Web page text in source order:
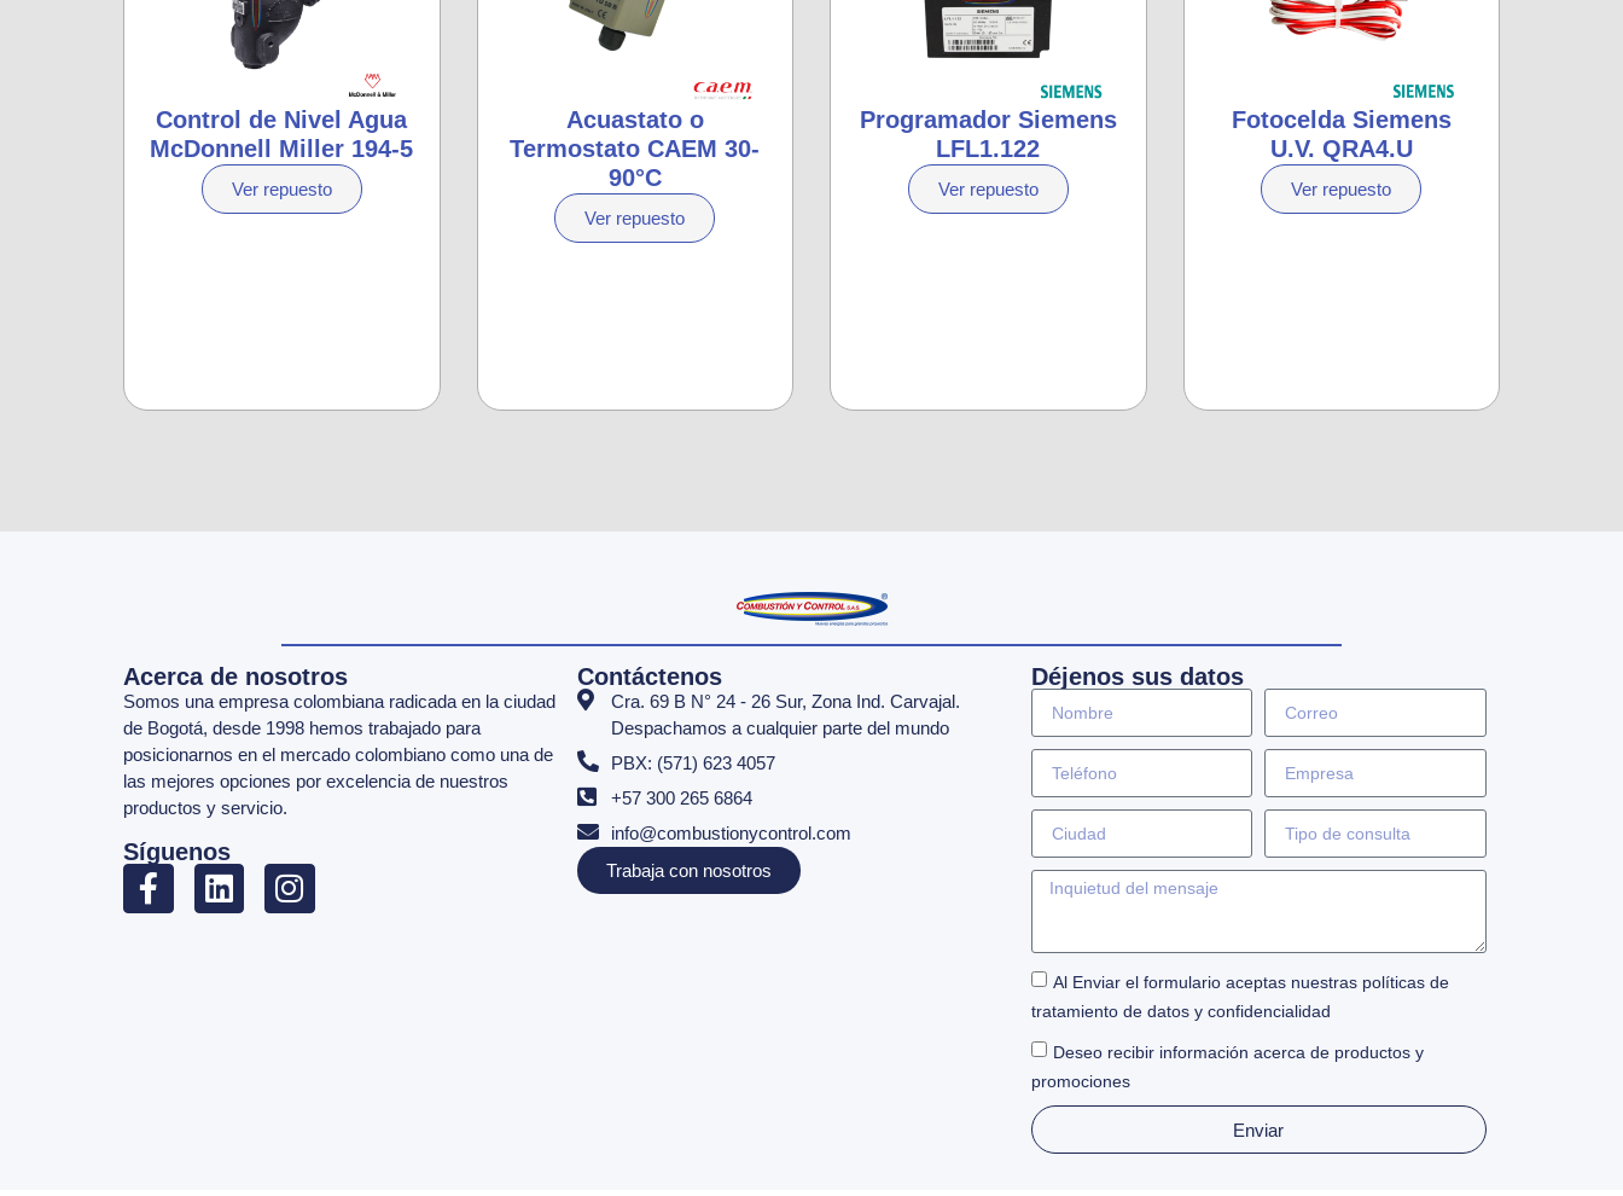
Control de Nivel Agua
McDonnell Miller 194-5
Ver repuesto
Acuastato o
Termostato CAEM 30-
90°C
Ver repuesto
Programador Siemens
LFL1.122
Ver repuesto
Fotocelda Siemens
U.V. QRA4.U
Ver repuesto
Acerca de nosotros
Somos una empresa colombiana radicada en la ciudad
de Bogotá, desde 1998 hemos trabajado para
posicionarnos en el mercado colombiano como una de
las mejores opciones por excelencia de nuestros
productos y servicio.
Síguenos
Contáctenos
Cra. 69 B N° 24 - 26 Sur, Zona Ind. Carvajal.
Despachamos a cualquier parte del mundo
PBX: (571) 623 4057
+57 300 265 6864
info@combustionycontrol.com
Trabaja con nosotros
Déjenos sus datos
Al Enviar el formulario aceptas nuestras políticas de
tratamiento de datos y confidencialidad
Deseo recibir información acerca de productos y
promociones
Enviar